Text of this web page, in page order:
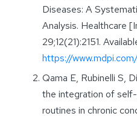
Diseases: A
Analysis. Healthcare
29;12(21):2151.
https://
Qama E, Rubinelli S,
the integration of
routines in chronic